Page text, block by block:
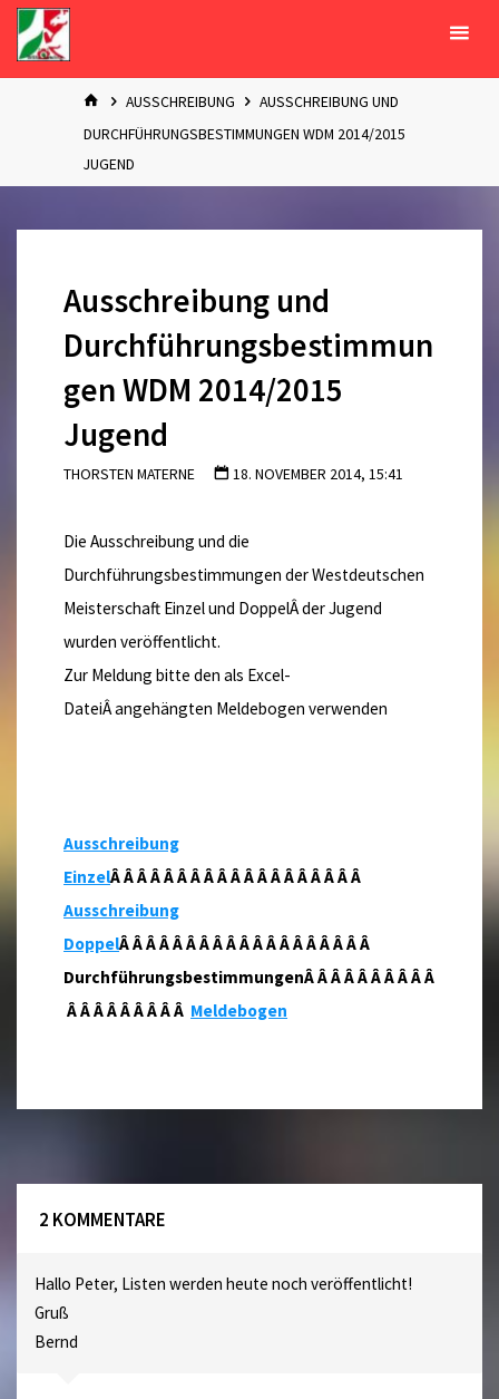
Zum
Inhalt
springen
STARTAUSSCHREIBUNG
AUSSCHREIBUNG UND
DURCHFÜHRUNGSBESTIMMUNGEN WDM 2014/2015
JUGEND
Ausschreibung und
Durchführungsbestimmun
gen WDM 2014/2015
Jugend
THORSTEN MATERNE 18. NOVEMBER 2014, 15:41
Die Ausschreibung und die
Durchführungsbestimmungen der Westdeutschen
Meisterschaft Einzel und DoppelÂ der Jugend
wurden veröffentlicht.
Zur Meldung bitte den als Excel-
DateiÂ angehängten Meldebogen verwenden
Ausschreibung
EinzelÂ Â Â Â Â Â Â Â Â Â Â Â Â Â Â Â Â Â Â
Ausschreibung
DoppelÂ Â Â Â Â Â Â Â Â Â Â Â Â Â Â Â Â Â Â
DurchführungsbestimmungenÂ Â Â Â Â Â Â Â Â Â
Â Â Â Â Â Â Â Â Â Meldebogen
2 KOMMENTARE
Hallo Peter, Listen werden heute noch veröffentlicht!
Gruß
Bernd